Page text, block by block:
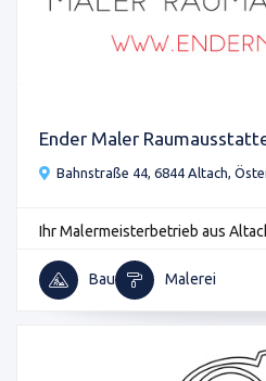
Ender Maler
Bahnstraße 44, 6844 Altach,
Ihr Malermeisterbetrieb aus
Bau Malerei